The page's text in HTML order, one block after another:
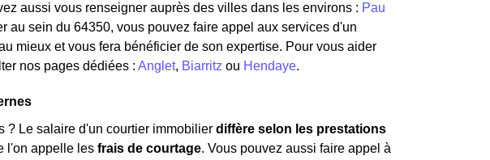
aussi vous renseigner auprès des villes dans les environs : Pau
au sein du 64350, vous pouvez faire appel aux services d'un
mieux et vous fera bénéficier de son expertise. Pour vous aider
nos pages dédiées : Anglet, Biarritz ou Hendaye.
? Le salaire d'un courtier immobilier diffère selon les prestations
l'on appelle les frais de courtage. Vous pouvez aussi faire appel à